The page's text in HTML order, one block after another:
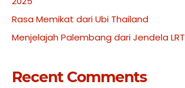
Rasa Memikat dari Ubi Thailand
Menjelajah Palembang dari Jendela LRT
Recent Comments